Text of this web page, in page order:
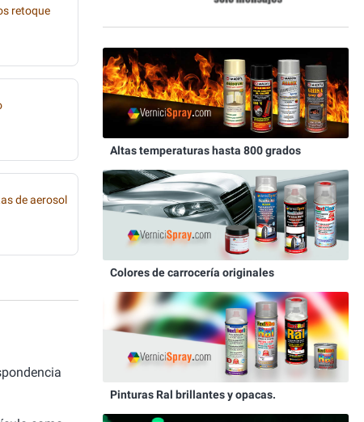
retoque
de aerosol
Altas temperaturas hasta 800 grados
Colores de carrocería originales
Pinturas Ral brillantes y opacas.